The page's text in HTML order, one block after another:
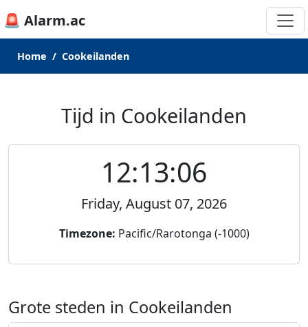
🚨 Alarm.ac
Home Cookeilanden
Tijd in Cookeilanden
12:13:06
Friday, August 07, 2026
Timezone: Pacific/Rarotonga (-1000)
Grote steden in Cookeilanden